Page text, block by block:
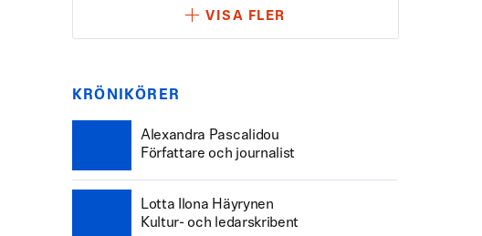
VISA FLER
KRÖNIKÖRER
Alexandra Pascalidou
Författare och journalist
Lotta Ilona Häyrynen
Kultur- och ledarskribent